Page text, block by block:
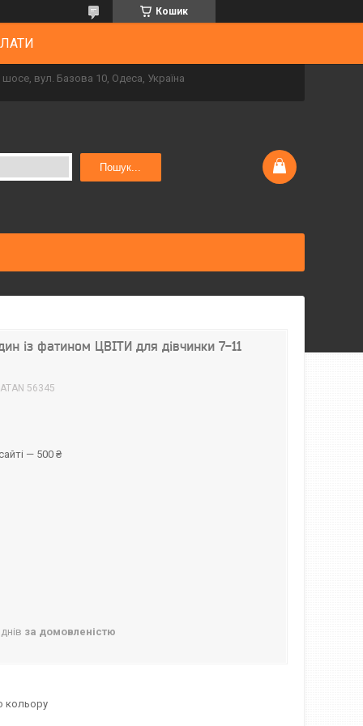
Кошик
вул. Базова 10, Одеса, Україна
Пошук...
із фатином ЦВІТИ для дівчинки 7-11
56345
— 500 ₴
за домовленістю
кольору